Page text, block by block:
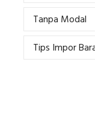
Tanpa Modal
Tips Impor